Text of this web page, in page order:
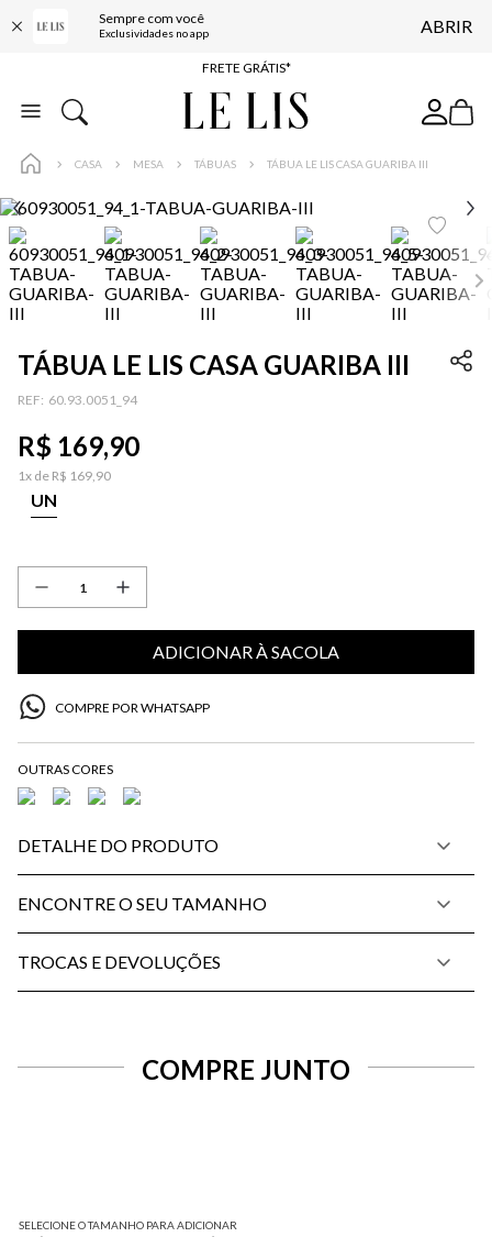
Sempre com você
Exclusividades no app ABRIR
FRETE GRÁTIS*
BAIXE O APP
10% OFF NA PRIMEIRA COMPRA*
FRETE GRÁTIS*
BAIXE O APP
10% OFF NA PRIMEIRA COMPRA*
CASA MESA TÁBUAS TÁBUA LE LIS CASA GUARIBA III
TÁBUA LE LIS CASA GUARIBA III
: 60.93.0051_94
R$ 169,90
1x de R$ 169,90
UN
ADICIONAR À SACOLA
COMPRE POR WHATSAPP
DETALHE DO PRODUTO
ENCONTRE O SEU TAMANHO
TROCAS E DEVOLUÇÕES
COMPRE JUNTO
SELECIONE O TAMANHO PARA ADICIONAR